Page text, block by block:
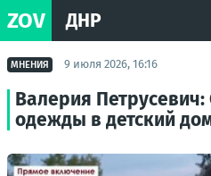
ZOV ДНР
МНЕНИЯ 9 июля 2026, 16:16
Валерия
одежды в детский